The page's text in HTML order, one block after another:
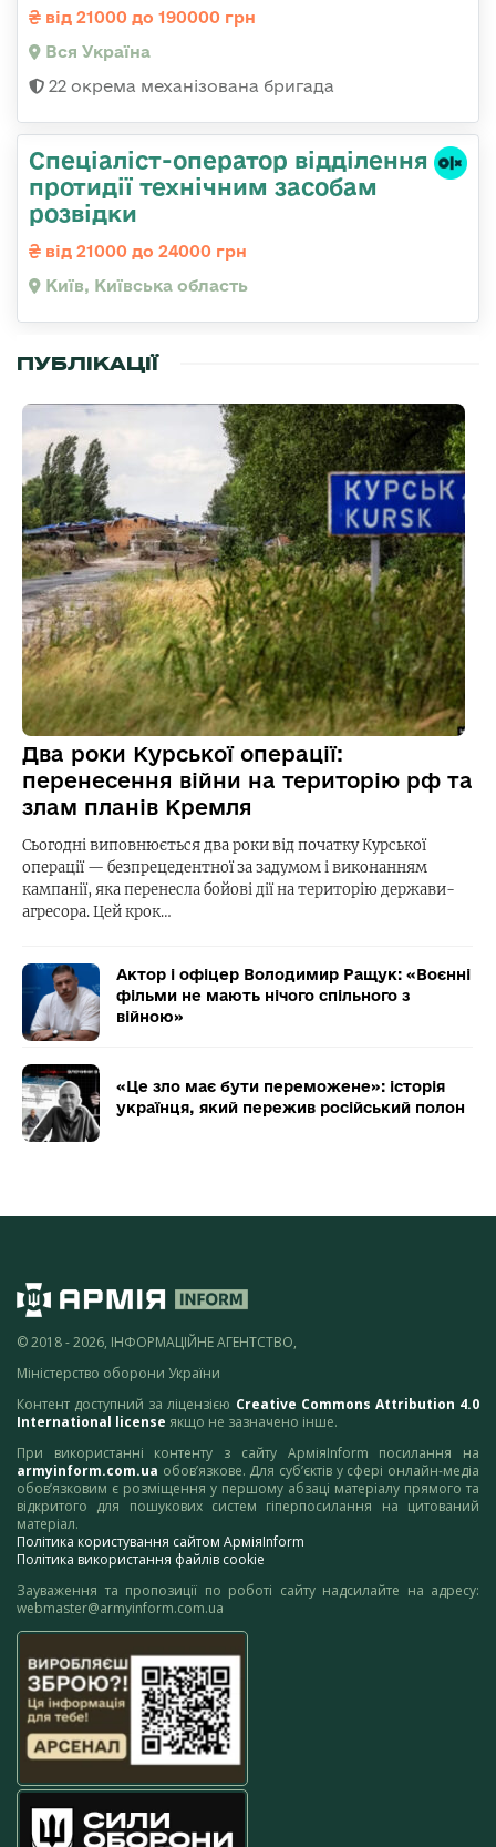
від 21000 до 190000 грн
Вся Україна
22 окрема механізована бригада
Спеціаліст-оператор відділення
протидії технічним засобам
розвідки
від 21000 до 24000 грн
Київ, Київська область
ПУБЛІКАЦІЇ
Два роки Курської операції:
перенесення війни на територію рф та
злам планів Кремля
Сьогодні виповнюється два роки від початку Курської
операції — безпрецедентної за задумом і виконанням
кампанії, яка перенесла бойові дії на територію держави-
агресора. Цей крок…
Актор і офіцер Володимир Ращук: «Воєнні
фільми не мають нічого спільного з
війною»
«Це зло має бути переможене»: історія
українця, який пережив російський полон
© 2018 - 2026, ІНФОРМАЦІЙНЕ АГЕНТСТВО,
Міністерство оборони України
Контент доступний за ліцензією Creative Commons Attribution 4.0
International license якщо не зазначено інше.
При використанні контенту з сайту АрміяInform посилання на
armyinform.com.ua обов’язкове. Для суб’єктів у сфері онлайн-медіа
обов’язковим є розміщення у першому абзаці матеріалу прямого та
відкритого для пошукових систем гіперпосилання на цитований
матеріал.
Політика користування сайтом АрміяInform
Політика використання файлів cookie
Зауваження та пропозиції по роботі сайту надсилайте на адресу:
webmaster@armyinform.com.ua